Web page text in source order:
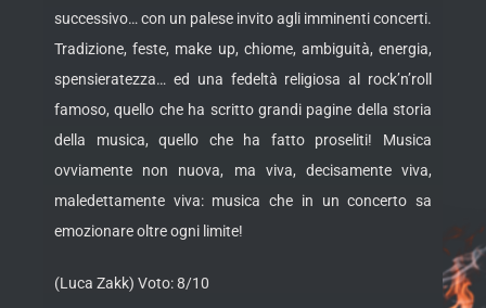
successivo… con un palese invito agli imminenti concerti.
Tradizione, feste, make up, chiome, ambiguità, energia,
spensieratezza… ed una fedeltà religiosa al rock’n’roll
famoso, quello che ha scritto grandi pagine della storia
della musica, quello che ha fatto proseliti! Musica
ovviamente non nuova, ma viva, decisamente viva,
maledettamente viva: musica che in un concerto sa
emozionare oltre ogni limite!
(Luca Zakk) Voto: 8/10